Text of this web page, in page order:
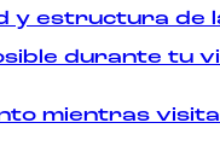
estructura de
durante tu
mientras